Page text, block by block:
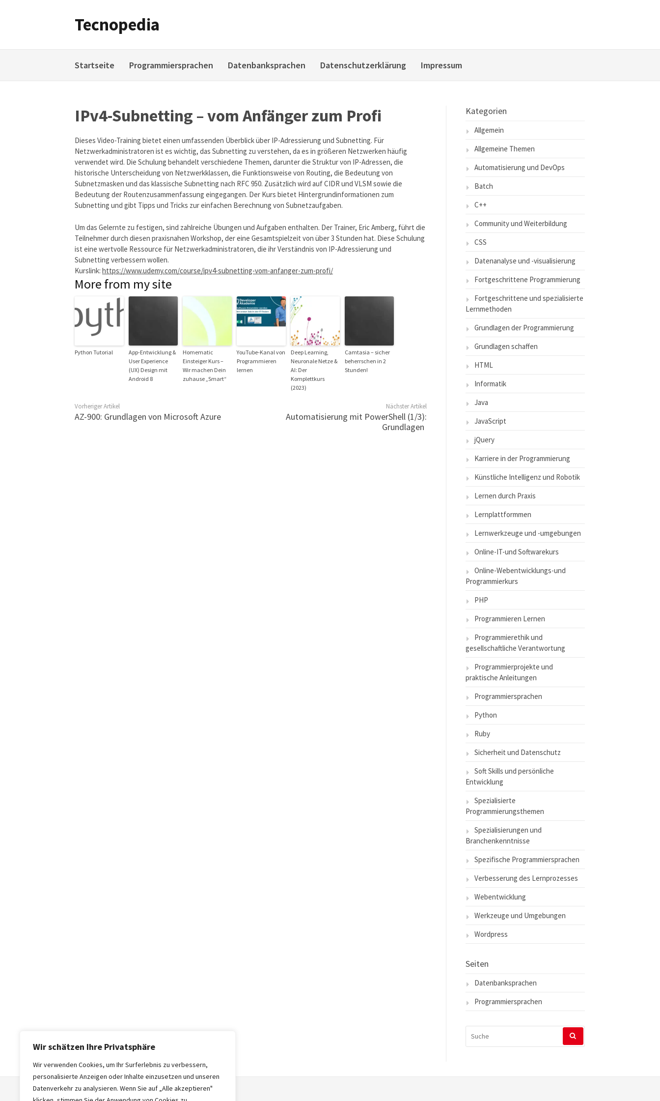
Wir schätzen Ihre Privatsphäre
Wir verwenden Cookies, um Ihr Surferlebnis zu verbessern,
personalisierte Anzeigen oder Inhalte einzusetzen und unseren
Datenverkehr zu analysieren. Wenn Sie auf „Alle akzeptieren"
Tecnopedia
Startseite Programmiersprachen Datenbanksprachen Datenschutzerklärung Impressum
IPv4-Subnetting – vom Anfänger zum Profi
Dieses Video-Training bietet einen umfassenden Überblick über IP-Adressierung und Subnetting. Für
Netzwerkadministratoren ist es wichtig, das Subnetting zu verstehen, da es in größeren Netzwerken häufig
verwendet wird. Die Schulung behandelt verschiedene Themen, darunter die Struktur von IP-Adressen, die
historische Unterscheidung von Netzwerkklassen, die Funktionsweise von Routing, die Bedeutung von
Subnetzmasken und das klassische Subnetting nach RFC 950. Zusätzlich wird auf CIDR und VLSM sowie die
Bedeutung der Routenzusammenfassung eingegangen. Der Kurs bietet Hintergrundinformationen zum
Subnetting und gibt Tipps und Tricks zur einfachen Berechnung von Subnetzaufgaben.
Um das Gelernte zu festigen, sind zahlreiche Übungen und Aufgaben enthalten. Der Trainer, Eric Amberg, führt die
Teilnehmer durch diesen praxisnahen Workshop, der eine Gesamtspielzeit von über 3 Stunden hat. Diese Schulung
ist eine wertvolle Ressource für Netzwerkadministratoren, die ihr Verständnis von IP-Adressierung und
Subnetting verbessern wollen.
Kurslink: https://www.udemy.com/course/ipv4-subnetting-vom-anfanger-zum-profi/
More from my site
Python Tutorial
App-Entwicklung &
User Experience
(UX) Design mit
Android 8
Homematic
Einsteiger Kurs –
Wir machen Dein
zuhause „Smart“
YouTube-Kanal von
Programmieren
lernen
Deep Learning,
Neuronale Netze &
AI: Der
Komplettkurs
(2023)
Camtasia – sicher
beherrschen in 2
Stunden!
Vorheriger Artikel
AZ-900: Grundlagen von Microsoft Azure
Nächster Artikel
Automatisierung mit PowerShell (1/3):
Grundlagen
Kategorien
Allgemein
Allgemeine Themen
Automatisierung und DevOps
Batch
C++
Community und Weiterbildung
CSS
Datenanalyse und -visualisierung
Fortgeschrittene Programmierung
Fortgeschrittene und spezialisierte
Lernmethoden
Grundlagen der Programmierung
Grundlagen schaffen
HTML
Informatik
Java
JavaScript
jQuery
Karriere in der Programmierung
Künstliche Intelligenz und Robotik
Lernen durch Praxis
Lernplattformmen
Lernwerkzeuge und -umgebungen
Online-IT-und Softwarekurs
Online-Webentwicklungs-und
Programmierkurs
PHP
Programmieren Lernen
Programmierethik und
gesellschaftliche Verantwortung
Programmierprojekte und
praktische Anleitungen
Programmiersprachen
Python
Ruby
Sicherheit und Datenschutz
Soft Skills und persönliche
Entwicklung
Spezialisierte
Programmierungsthemen
Spezialisierungen und
Branchenkenntnisse
Spezifische Programmiersprachen
Verbesserung des Lernprozesses
Webentwicklung
Werkzeuge und Umgebungen
Wordpress
Seiten
Datenbanksprachen
Programmiersprachen
NACH: